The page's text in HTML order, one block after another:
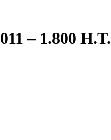
– 1.800 H.T.